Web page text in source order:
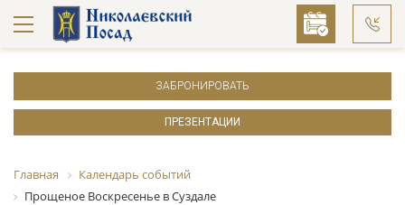
ЗАБРОНИРОВАТЬ
ПРЕЗЕНТАЦИИ
Главная
Календарь событий
Прощеное Воскресенье в Суздале